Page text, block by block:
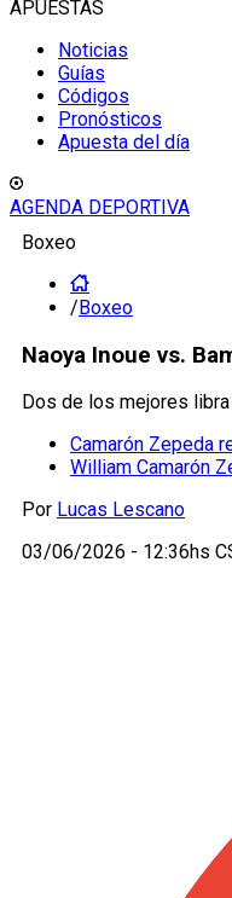
APUESTAS
Noticias
Guías
Códigos
Pronósticos
Apuesta del día
AGENDA DEPORTIVA
Boxeo
/Boxeo
Naoya Inoue vs.
Dos de los mejores
Camarón Zepeda
William Camarón
Por Lucas Lescano
03/06/2026 - 12:36hs